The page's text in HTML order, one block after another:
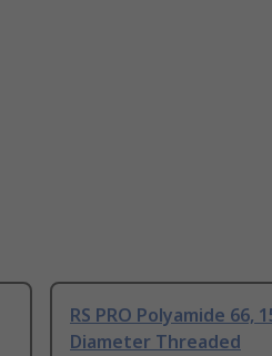
RS PRO Polyamide 66,
Diameter Threaded